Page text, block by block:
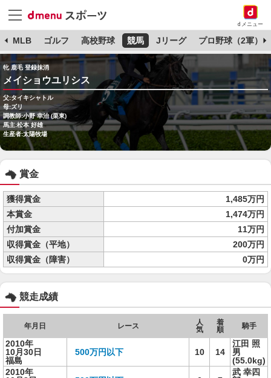
dメニュー
MLB ゴルフ 高校野球 競馬 Jリーグ プロ野球（2軍）
牝 鹿毛 登録抹消
メイショウユリシス
父:タイキシャトル
母:ズリ
調教師:小野 幸治 (栗東)
馬主:松本 好雄
生産者:太陽牧場
賞金
獲得賞金
1,485万円
本賞金
1,474万円
付加賞金
11万円
収得賞金（平地）
200万円
収得賞金（障害）
0万円
競走成績
年月日 レース
人
気
着
順
騎手
2010年
10月30日
福島
500万円以下 10 14
江田 照
男
(55.0kg)
2010年
武 幸四